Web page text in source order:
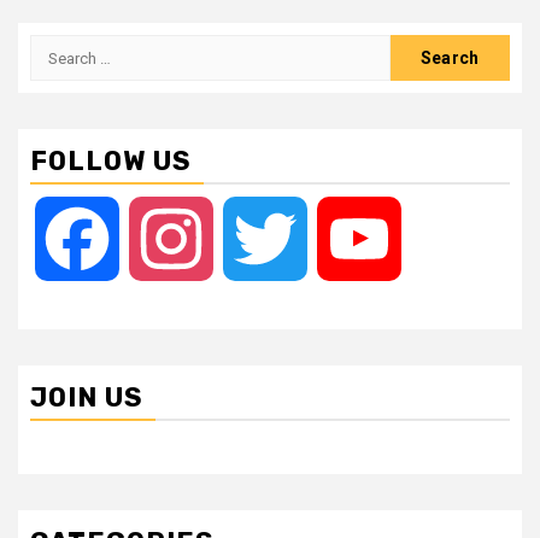
Search
FOLLOW US
Facebook Instagram Twitter
JOIN US